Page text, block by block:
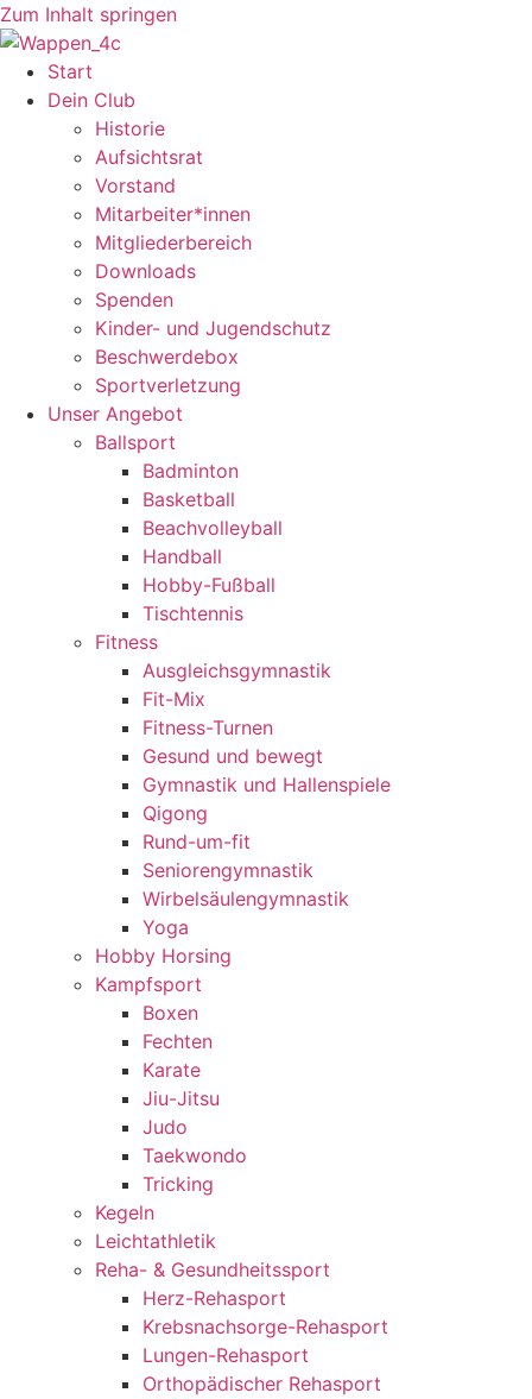
Zum Inhalt springen
Start
Dein Club
Historie
Aufsichtsrat
Vorstand
Mitarbeiter*innen
Mitgliederbereich
Downloads
Spenden
Kinder- und Jugendschutz
Beschwerdebox
Sportverletzung
Unser Angebot
Ballsport
Badminton
Basketball
Beachvolleyball
Handball
Hobby-Fußball
Tischtennis
Fitness
Ausgleichsgymnastik
Fit-Mix
Fitness-Turnen
Gesund und bewegt
Gymnastik und Hallenspiele
Qigong
Rund-um-fit
Seniorengymnastik
Wirbelsäulengymnastik
Yoga
Hobby Horsing
Kampfsport
Boxen
Fechten
Karate
Jiu-Jitsu
Judo
Taekwondo
Tricking
Kegeln
Leichtathletik
Reha- & Gesundheitssport
Herz-Rehasport
Krebsnachsorge-Rehasport
Lungen-Rehasport
Orthopädischer Rehasport